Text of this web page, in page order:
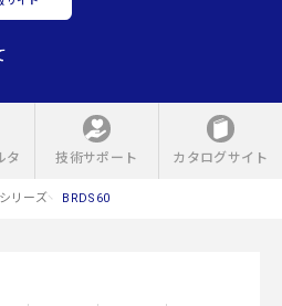
タ 技術サポート カタログサイト
リーズ BRDS60